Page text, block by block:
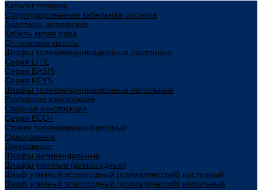
Каталог товаров
Структурированная кабельная система
Адаптеры оптические
Кабель витая пара
Оптические кроссы
Шкафы телекоммуникационные настенные
Cерия LITE
Cерия BASIS
Cерия KEYS
Шкафы телекоммуникационные напольные
Разборная конструкция
Сварная конструкция
Серия ECO+
Стойки телекоммуникационные
Однорамные
Двухрамные
Шкафы антивандальные
Шкафы уличные (всепогодные)
Шкаф уличный всепогодный (климатический) настенный
Шкаф уличный всепогодный (климатический) напольный